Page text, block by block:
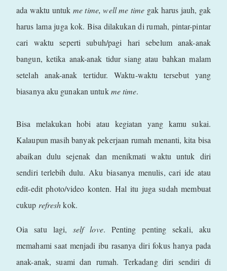
ada waktu untuk me time, well me time gak harus jauh, gak
harus lama juga kok. Bisa dilakukan di rumah, pintar-pintar
cari waktu seperti subuh/pagi hari sebelum anak-anak
bangun, ketika anak-anak tidur siang atau bahkan malam
setelah anak-anak tertidur. Waktu-waktu tersebut yang
biasanya aku gunakan untukme time.
Bisa melakukan hobi atau kegiatan yang kamu sukai.
Kalaupun masih banyak pekerjaan rumah menanti, kita bisa
abaikan dulu sejenak dan menikmati waktu untuk diri
sendiri terlebih dulu. Aku biasanya menulis, cari ide atau
edit-edit photo/video konten. Hal itu juga sudah membuat
cukup refreshkok.
Oia satu lagi, self love. Penting penting sekali, aku
memahami saat menjadi ibu rasanya diri fokus hanya pada
anak-anak, suami dan rumah. Terkadang diri sendiri di